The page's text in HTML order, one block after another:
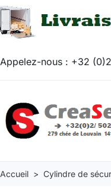
Appelez-nous : +32
Accueil Cylindre de